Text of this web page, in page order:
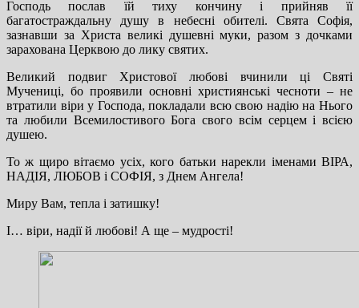
Господь послав їй тиху кончину і прийняв її
багатостраждальну душу в небесні обителі. Свята Софія,
зазнавши за Христа великі душевні муки, разом з дочками
зарахована Церквою до лику святих.
Великий подвиг Христової любові вчинили ці Святі
Мучениці, бо проявили основні християнські чесноти – не
втратили віри у Господа, покладали всю свою надію на Нього
та любили Всемилостивого Бога свого всім серцем і всією
душею.
То ж щиро вітаємо усіх, кого батьки нарекли іменами ВІРА,
НАДІЯ, ЛЮБОВ і СОФІЯ, з Днем Ангела!
Миру Вам, тепла і затишку!
І… віри, надії й любові! А ще – мудрості!